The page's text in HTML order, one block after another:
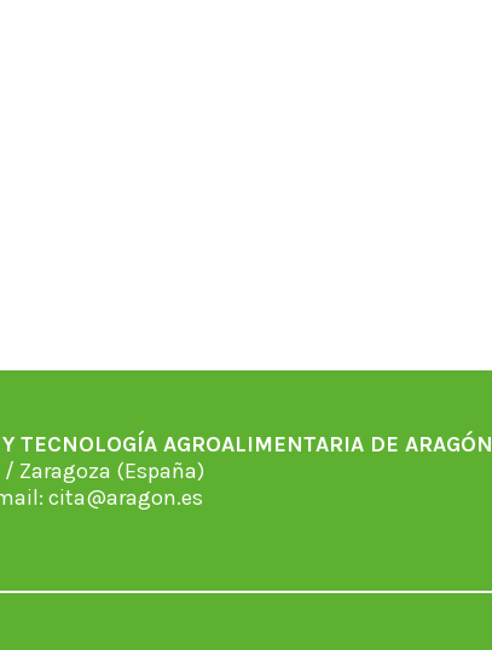
TECNOLOGÍA AGROALIMENTARIA DE ARAGÓN
Zaragoza (España)
cita@aragon.es